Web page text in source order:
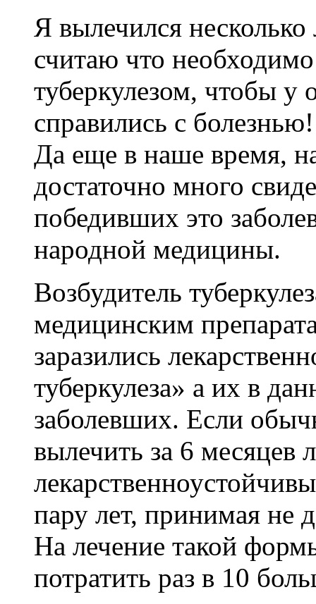
Я вылечился несколько
считаю что
туберкулезом, чтобы у
справились с болезнью!
Да еще в наше время,
достаточно много
победивших это
народной медицины.
Возбудитель
медицинским
заразились
туберкулеза» а их в
заболевших. Если
вылечить за 6 месяцев
пару лет, принимая не
На лечение такой
потратить раз в 10